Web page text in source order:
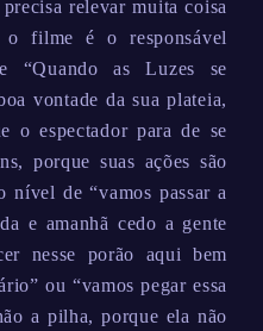
relevar muita coisa
filme é o responsável
“Quando as Luzes se
vontade da sua plateia,
o espectador para de se
porque suas ações são
nível de “vamos passar a
e amanhã cedo a gente
nesse porão aqui bem
ou “vamos pegar essa
a pilha, porque ela não